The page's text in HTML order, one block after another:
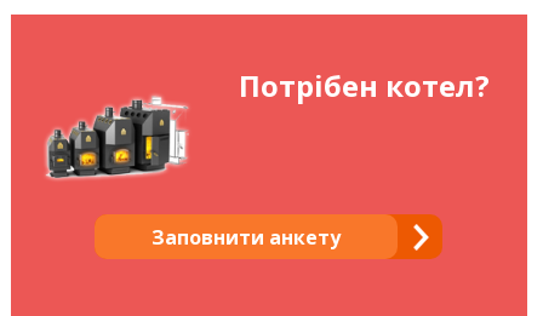
Потрібен котел?
Заповнити анкету